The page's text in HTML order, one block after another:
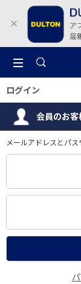
ログイン
会員のお客
メールアドレスとパ